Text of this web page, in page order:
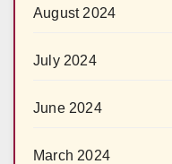
August 2024
July 2024
June 2024
March 2024